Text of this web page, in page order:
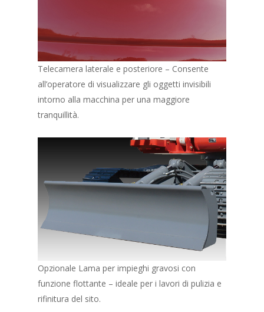
Telecamera laterale e posteriore – Consente
all’operatore di visualizzare gli oggetti invisibili
intorno alla macchina per una maggiore
tranquillità.
Opzionale Lama per impieghi gravosi con
funzione flottante – ideale per i lavori di pulizia e
rifinitura del sito.